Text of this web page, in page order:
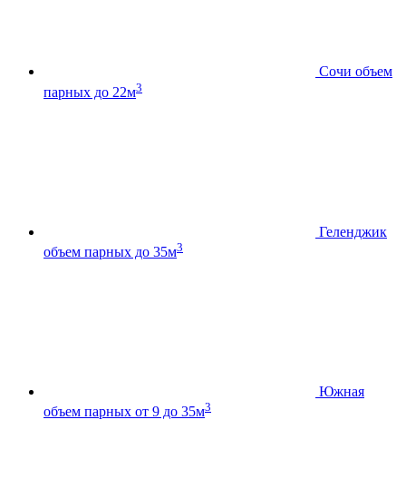
Сочи объем
парных до 22м3
Геленджик
объем парных до 35м3
Южная
объем парных от 9 до 35м3